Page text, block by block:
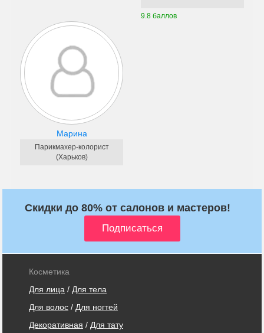
9.8 баллов
Марина
Парикмахер-колорист
(Харьков)
Скидки до 80% от салонов и мастеров!
Косметика
Для лица / Для тела
Для волос / Для ногтей
Декоративная / Для тату